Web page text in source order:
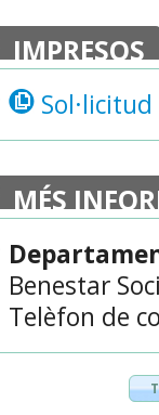
IMPRESOS
MÉS
Benestar
Telèfon de